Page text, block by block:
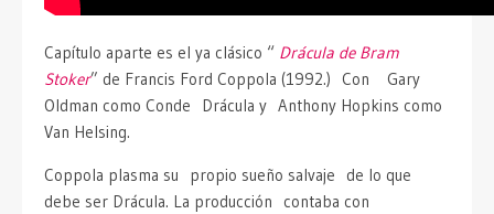
Capítulo aparte es el ya clásico “ Drácula de Bram
Stoker” de Francis Ford Coppola (1992.) Con Gary
Oldman como Conde Drácula y Anthony Hopkins como
Van Helsing.
Coppola plasma su propio sueño salvaje de lo que
debe ser Drácula. La producción contaba con